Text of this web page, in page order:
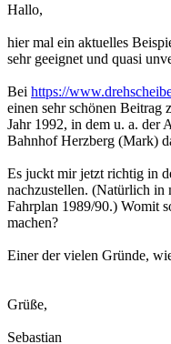
Hallo,
hier mal ein aktuelles
sehr geeignet und quasi
Bei https://
einen sehr schönen Beitrag
Jahr 1992, in dem u. a. der
Bahnhof Herzberg (Mark)
Es juckt mir jetzt richtig in
nachzustellen. (Natürlich in
Fahrplan 1989/90.) Womit
machen?
Einer der vielen Gründe,
Grüße,
Sebastian